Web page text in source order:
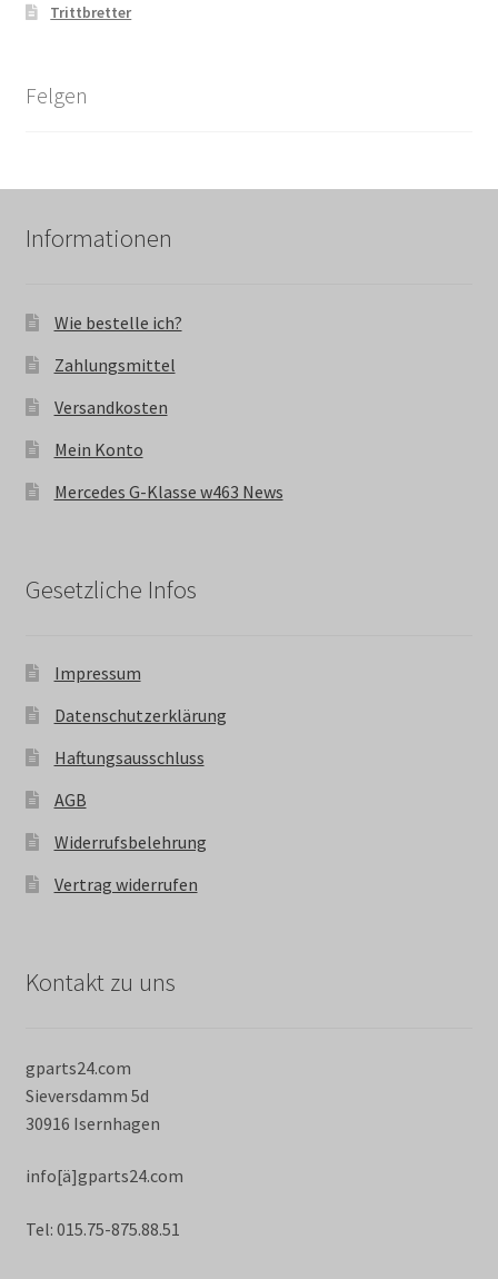
Trittbretter
Felgen
Informationen
Wie bestelle ich?
Zahlungsmittel
Versandkosten
Mein Konto
Mercedes G-Klasse w463 News
Gesetzliche Infos
Impressum
Datenschutzerklärung
Haftungsausschluss
AGB
Widerrufsbelehrung
Vertrag widerrufen
Kontakt zu uns
gparts24.com
Sieversdamm 5d
30916 Isernhagen
info[ä]gparts24.com
Tel: 015.75-875.88.51